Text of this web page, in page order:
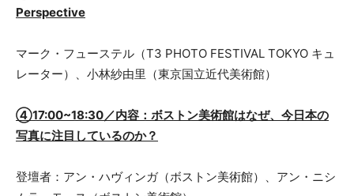
Perspective
マーク・フューステル（T3 PHOTO FESTIVAL TOKYO キュ
レーター）、小林紗由里（東京国立近代美術館）
④17:00~18:30／内容：ボストン美術館はなぜ、今日本の
写真に注目しているのか？
登壇者：アン・ハヴィンガ（ボストン美術館）、アン・ニシ